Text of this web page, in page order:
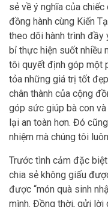
sẻ về ý nghĩa của chiếc
đồng hành cùng Kiến
theo dõi hành trình đầy
bỉ thực hiện suốt nhiều
tôi quyết định góp một
tỏa những giá trị tốt
chân thành của cộng
góp sức giúp bà con
lại an toàn hơn. Đó
nhiệm mà chúng tôi
Trước tình cảm đặc
chia sẻ không giấu
được “món quà sinh
mình. Đồng thời, gửi lời